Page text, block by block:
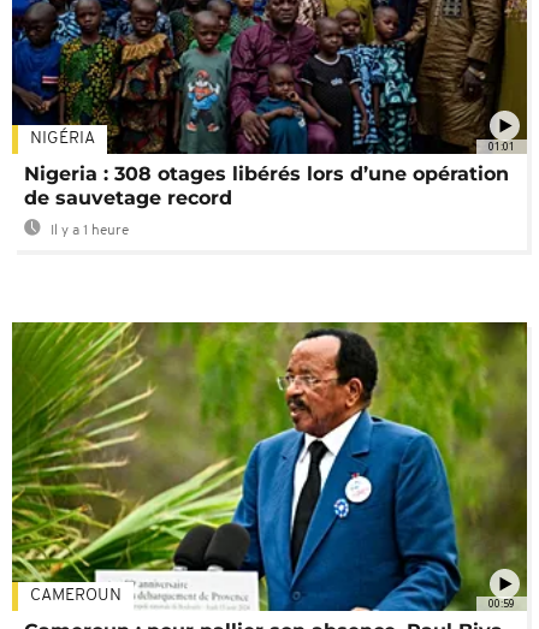
01:01
NIGÉRIA
Nigeria : 308 otages libérés lors d’une opération
de sauvetage record
Il y a 1 heure
00:59
CAMEROUN